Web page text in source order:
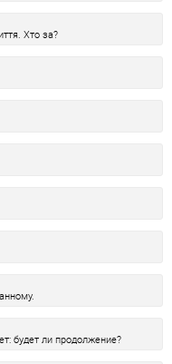
Хто за?
будет ли продолжение?